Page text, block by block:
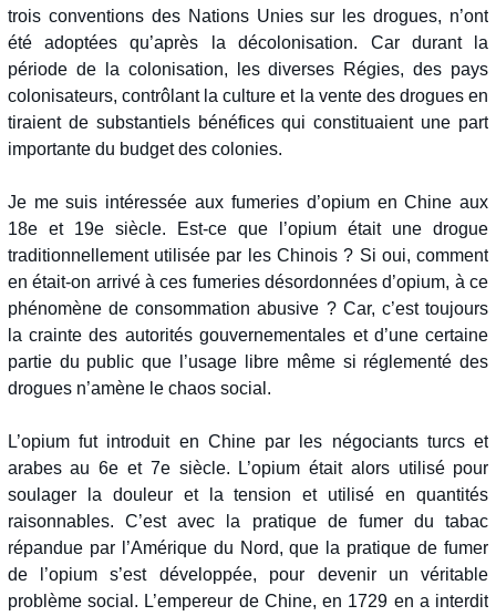
trois conventions des Nations Unies sur les drogues, n’ont
été adoptées qu’après la décolonisation. Car durant la
période de la colonisation, les diverses Régies, des pays
colonisateurs, contrôlant la culture et la vente des drogues en
tiraient de substantiels bénéfices qui constituaient une part
importante du budget des colonies.
Je me suis intéressée aux fumeries d’opium en Chine aux
18e et 19e siècle. Est-ce que l’opium était une drogue
traditionnellement utilisée par les Chinois ? Si oui, comment
en était-on arrivé à ces fumeries désordonnées d’opium, à ce
phénomène de consommation abusive ? Car, c’est toujours
la crainte des autorités gouvernementales et d’une certaine
partie du public que l’usage libre même si réglementé des
drogues n’amène le chaos social.
L’opium fut introduit en Chine par les négociants turcs et
arabes au 6e et 7e siècle. L’opium était alors utilisé pour
soulager la douleur et la tension et utilisé en quantités
raisonnables. C’est avec la pratique de fumer du tabac
répandue par l’Amérique du Nord, que la pratique de fumer
de l’opium s’est développée, pour devenir un véritable
problème social. L’empereur de Chine, en 1729 en a interdit